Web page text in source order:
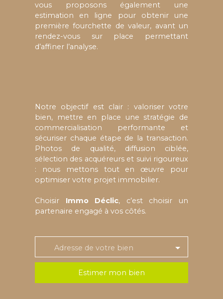
vous proposons également une
estimation en ligne pour obtenir une
première fourchette de valeur, avant un
rendez-vous sur place permettant
d’affiner l’analyse.
Notre objectif est clair : valoriser votre
bien, mettre en place une stratégie de
commercialisation performante et
sécuriser chaque étape de la transaction.
Photos de qualité, diffusion ciblée,
sélection des acquéreurs et suivi rigoureux
: nous mettons tout en œuvre pour
optimiser votre projet immobilier.
Choisir Immo Déclic, c’est choisir un
partenaire engagé à vos côtés.
Adresse de votre bien
Estimer mon bien